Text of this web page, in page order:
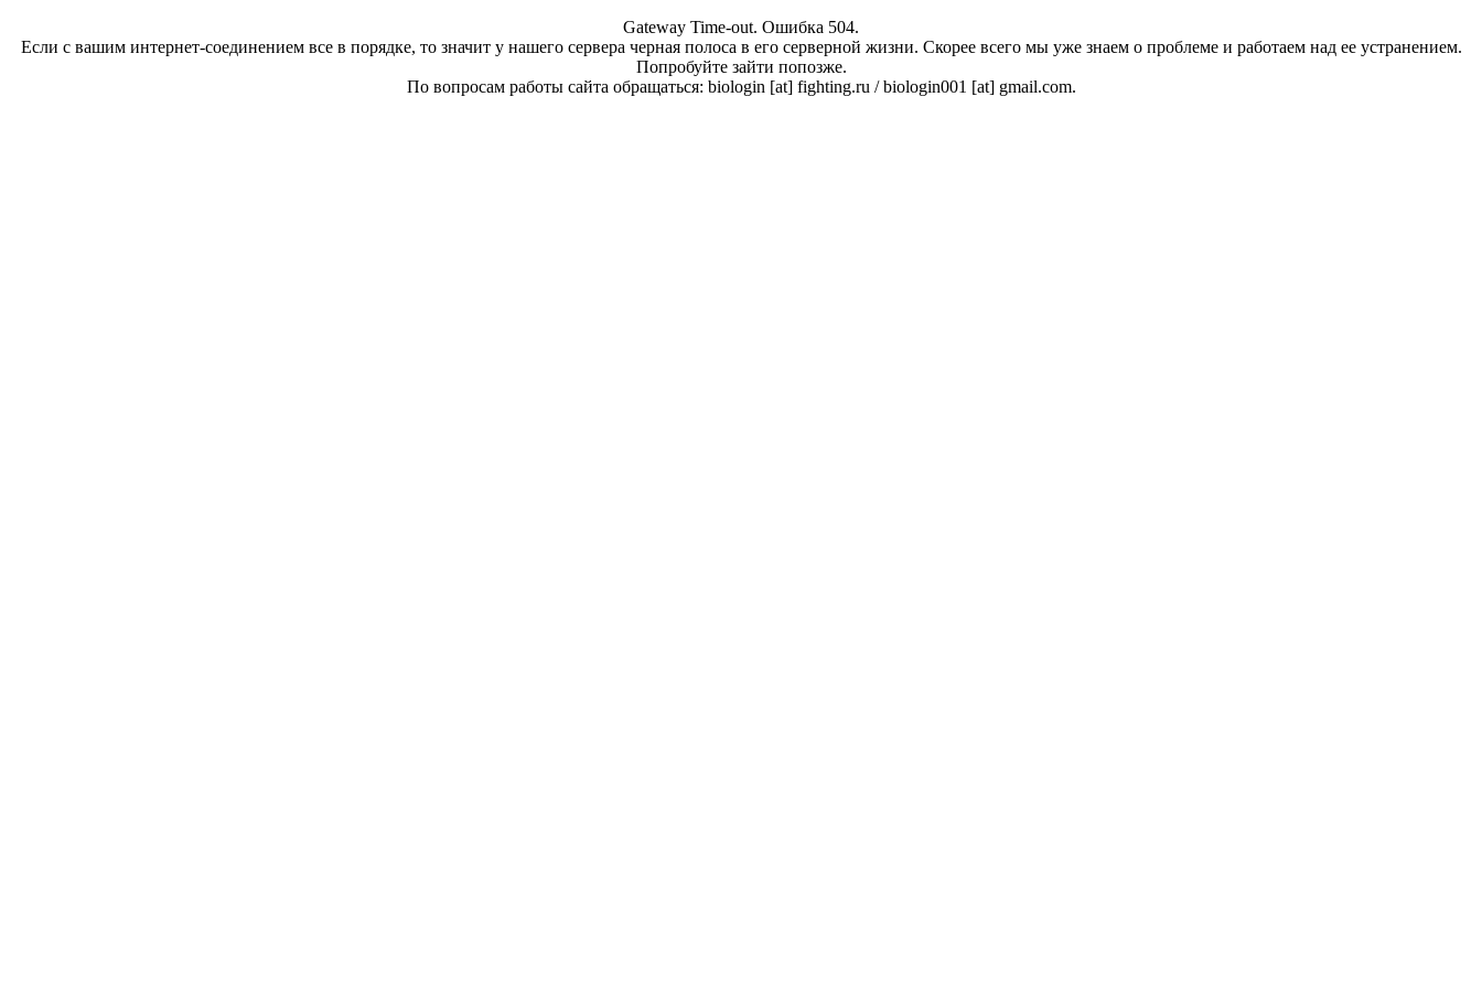
Gateway Time-out. Ошибка 504.
Если с вашим интернет-соединением все в порядке, то значит у нашего сервера черная полоса в его серверной жизни. Скорее всего мы уже знаем о проблеме и работаем над ее устранением.
Попробуйте зайти попозже.
По вопросам работы сайта обращаться: biologin [at] fighting.ru / biologin001 [at] gmail.com.